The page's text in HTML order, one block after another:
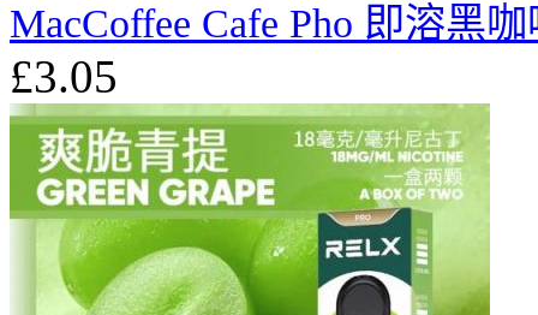
MacCoffee Cafe Pho 即溶黑
£3.05